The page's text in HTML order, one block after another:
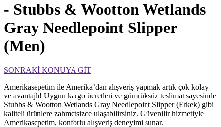
- Stubbs & Wootton Wetlands
Gray Needlepoint Slipper
(Men)
SONRAKİ KONUYA GİT
Amerikasepetim ile Amerika’dan alışveriş yapmak artık çok kolay
ve avantajlı! Uygun kargo ücretleri ve gümrüksüz teslimat sayesinde
Stubbs & Wootton Wetlands Gray Needlepoint Slipper (Erkek) gibi
kaliteli ürünlere zahmetsizce ulaşabilirsiniz. Güvenilir hizmetiyle
Amerikasepetim, konforlu alışveriş deneyimi sunar.